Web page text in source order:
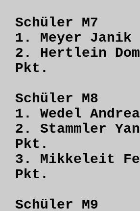
Schüler M7
1. Meyer
2. Hertlein
Pkt.
Schüler M8
1. Wedel
2. Stammler
Pkt.
3. Mikkeleit
Pkt.
Schüler M9